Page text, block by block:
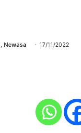
Newasa 17/11/2022